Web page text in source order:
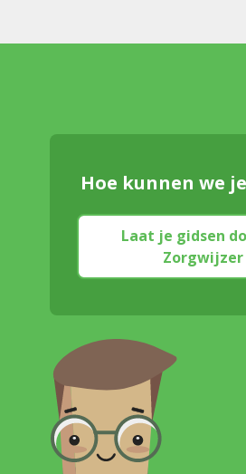
Hoe kunnen we
Laat je gidsen
Zorgwijzer